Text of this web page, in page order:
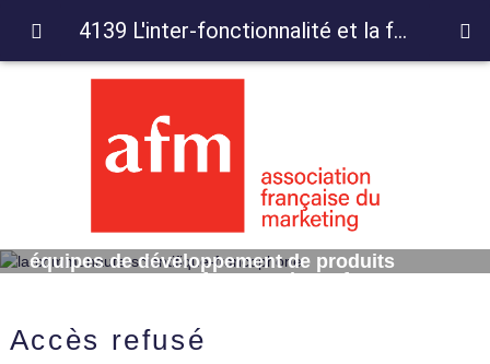
équipes de développement de produits
nouveaux comme facteurs de performance
Accès refusé
4139 L'inter-fonctionnalité et la familiarité des équipes de développement de produits nouveaux comme facteurs de performance